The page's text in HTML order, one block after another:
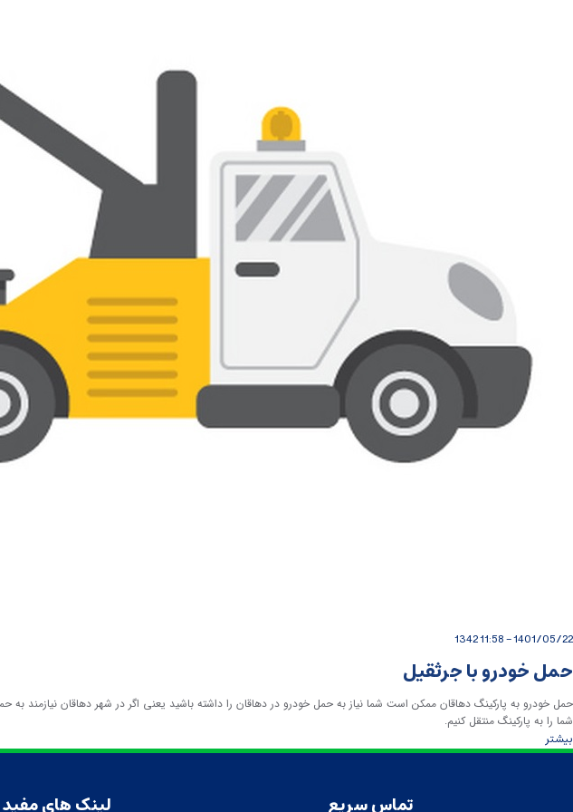
1401/05/22 - 11:58
1342
حمل خودرو با جرثقیل
شما را به پارکینگ منتقل کنیم.
بیشتر
تماس سریع لینک های مفید